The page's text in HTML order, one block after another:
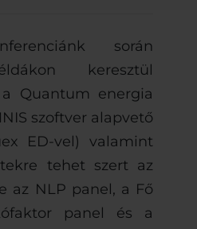
során
keresztül
Quantum energia
szoftver alapvető
ED-vel) valamint
tehet szert az
az NLP panel, a Fő
panel és a